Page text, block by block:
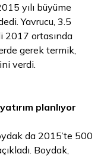
yılı büyüme
Yavrucu, 3.5
2017 ortasında
gerek termik,
verdi.
planlıyor
da 2015’te 500
Boydak,